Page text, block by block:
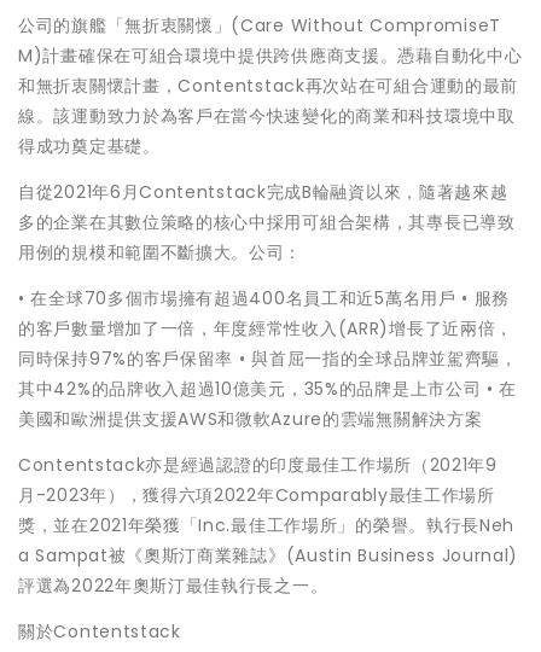
公司的旗艦「無折衷關懷」(Care Without CompromiseT
M)計畫確保在可組合環境中提供跨供應商支援。憑藉自動化中心
和無折衷關懷計畫，Contentstack再次站在可組合運動的最前
線。該運動致力於為客戶在當今快速變化的商業和科技環境中取
得成功奠定基礎。
自從2021年6月Contentstack完成B輪融資以來，隨著越來越
多的企業在其數位策略的核心中採用可組合架構，其專長已導致
用例的規模和範圍不斷擴大。公司：
• 在全球70多個市場擁有超過400名員工和近5萬名用戶 • 服務
的客戶數量增加了一倍，年度經常性收入(ARR)增長了近兩倍，
同時保持97%的客戶保留率 • 與首屈一指的全球品牌並駕齊驅，
其中42%的品牌收入超過10億美元，35%的品牌是上市公司 • 在
美國和歐洲提供支援AWS和微軟Azure的雲端無關解決方案
Contentstack亦是經過認證的印度最佳工作場所（2021年9
月-2023年），獲得六項2022年Comparably最佳工作場所
獎，並在2021年榮獲「Inc.最佳工作場所」的榮譽。執行長Neh
a Sampat被《奧斯汀商業雜誌》(Austin Business Journal)
評選為2022年奧斯汀最佳執行長之一。
關於Contentstack